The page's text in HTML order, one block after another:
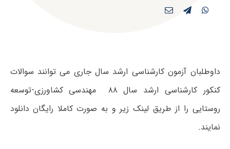
داوطلبان آزمون کارشناسی ارشد سال جاری می توانند سوالات
کنکور کارشناسی ارشد سال ۸۸ مهندسی کشاورزی-توسعه
روستایی را از طریق لینک زیر و به صورت کاملا رایگان دانلود
نمایند.